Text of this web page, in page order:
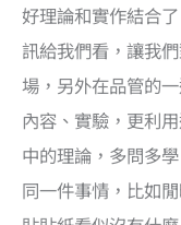
好理論和實作結合
訊給我們看，讓我
場，另外在品管的
內容、實驗，更利
中的理論，多問多
同一件事情，比如